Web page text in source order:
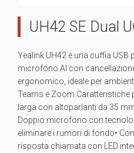
UH42 SE Dual
Yealink UH42 è una cuffia USB
microfono AI con
ergonomico, ideale per
Teams e Zoom.Caratteristiche
larga con altoparlanti da 35
Doppio microfono con
eliminare i rumori di fondo•
risposta chiamata con LED